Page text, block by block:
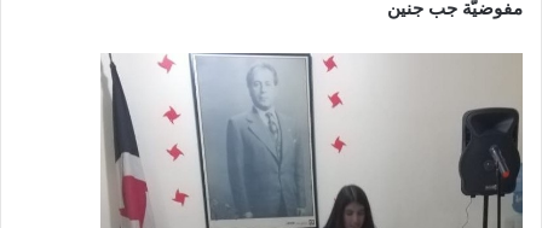
مفوضيّة جب جنين